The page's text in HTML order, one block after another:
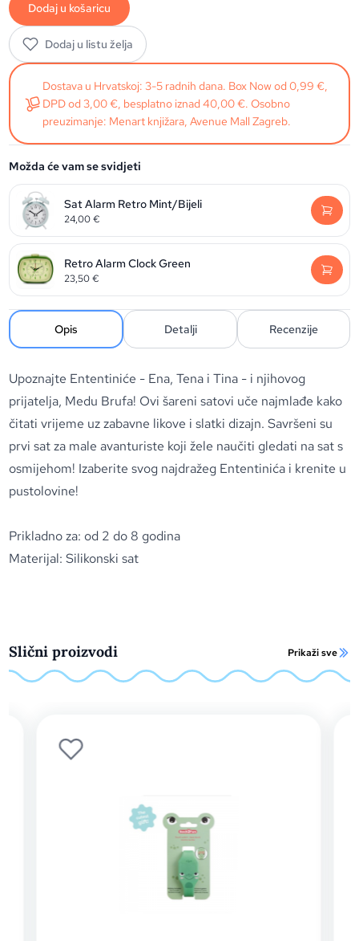
Dodaj u košaricu
Dodaj u listu želja
Dostava u Hrvatskoj: 3-5 radnih dana. Box Now od 0,99 €,
DPD od 3,00 €, besplatno iznad 40,00 €. Osobno
preuzimanje: Menart knjižara, Avenue Mall Zagreb.
Možda će vam se svidjeti
Sat Alarm Retro Mint/Bijeli
24,00€
Retro Alarm Clock Green
23,50€
Opis Detalji Recenzije
Upoznajte Ententiniće - Ena, Tena i Tina - i njihovog
prijatelja, Medu Brufa! Ovi šareni satovi uče najmlađe kako
čitati vrijeme uz zabavne likove i slatki dizajn. Savršeni su
prvi sat za male avanturiste koji žele naučiti gledati na sat s
osmijehom! Izaberite svog najdražeg Ententinića i krenite u
pustolovine!
Prikladno za: od 2 do 8 godina
Materijal: Silikonski sat
Slični proizvodi Prikaži sve